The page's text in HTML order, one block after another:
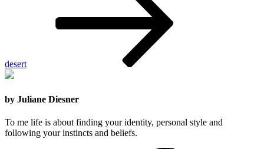
desert
by Juliane Diesner
To me life is about finding your identity, personal style and
following your instincts and beliefs.